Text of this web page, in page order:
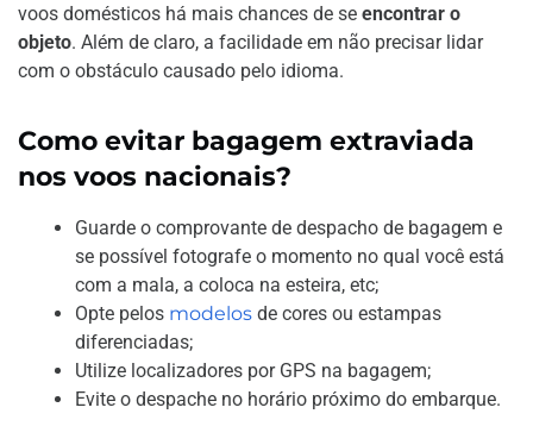
voos domésticos há mais chances de se encontrar o
objeto. Além de claro, a facilidade em não precisar lidar
com o obstáculo causado pelo idioma.
Como evitar bagagem extraviada
nos voos nacionais?
Guarde o comprovante de despacho de bagagem e
se possível fotografe o momento no qual você está
com a mala, a coloca na esteira, etc;
Opte pelos modelos de cores ou estampas
diferenciadas;
Utilize localizadores por GPS na bagagem;
Evite o despache no horário próximo do embarque.